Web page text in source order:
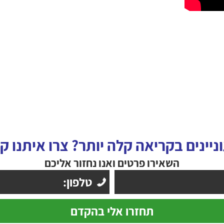
בקריאה קלה יותר? צרו איתנו
השאירו פרטים ואנו נחזור אליכם